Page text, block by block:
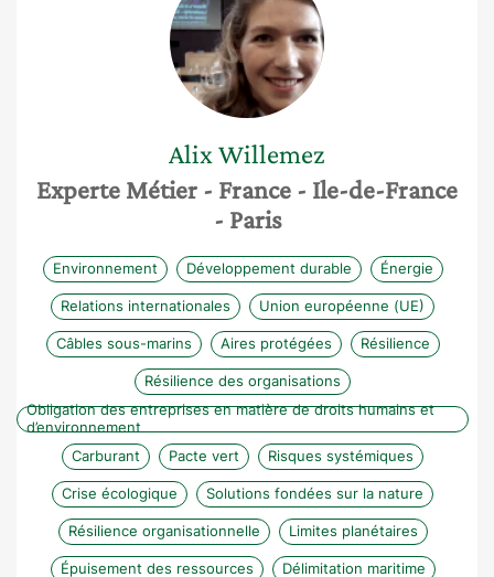
Alix Willemez
Experte Métier - France - Ile-de-France
- Paris
Environnement Développement durable Énergie
Relations internationales Union européenne (UE)
Câbles sous-marins Aires protégées Résilience
Résilience des organisations
Obligation des entreprises en matière de droits humains et
d’environnement
Carburant
Pacte vert Risques systémiques
Crise écologique Solutions fondées sur la nature
Résilience organisationnelle Limites planétaires
Épuisement des ressources Délimitation maritime